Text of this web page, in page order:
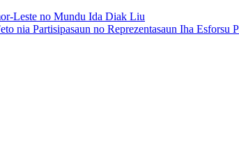
Leste no Mundu Ida Diak Liu
nia Partisipasaun no Reprezentasaun Iha Esforsu